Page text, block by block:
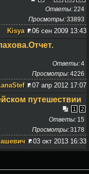
224
Ответы
33893
Просмотры
Kisya 06 сен 2009 13:43
4
Ответы
4226
Просмотры
07 апр 2012 17:07
путешествии
1 2
15
Ответы
3178
Просмотры
03 окт 2013 16:33